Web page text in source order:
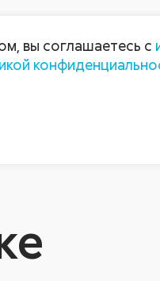
Пресс-центр
вы соглашаетесь с